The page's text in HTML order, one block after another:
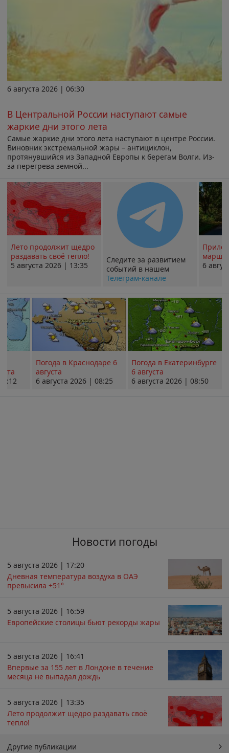
6 августа 2026 | 06:30
В Центральной России наступают самые
жаркие дни этого лета
Самые жаркие дни этого лета наступают в центре России.
Виновник экстремальной жары – антициклон,
протянувшийся из Западной Европы к берегам Волги. Из-
за перегрева земной...
Лето продолжит щедро
раздавать своё тепло!
5 августа 2026 | 13:35
Следите за развитием
событий в нашем
Телеграм-канале
6
Погода в Краснодаре 6
августа
6 августа 2026 | 08:25
Погода в Екатеринбурге
6 августа
6 августа 2026 | 08:50
Новости погоды
5 августа 2026 | 17:20
Дневная температура воздуха в ОАЭ
превысила +51°
5 августа 2026 | 16:59
Европейские столицы бьют рекорды жары
5 августа 2026 | 16:41
Впервые за 155 лет в Лондоне в течение
месяца не выпадал дождь
5 августа 2026 | 13:35
Лето продолжит щедро раздавать своё
тепло!
Другие публикации